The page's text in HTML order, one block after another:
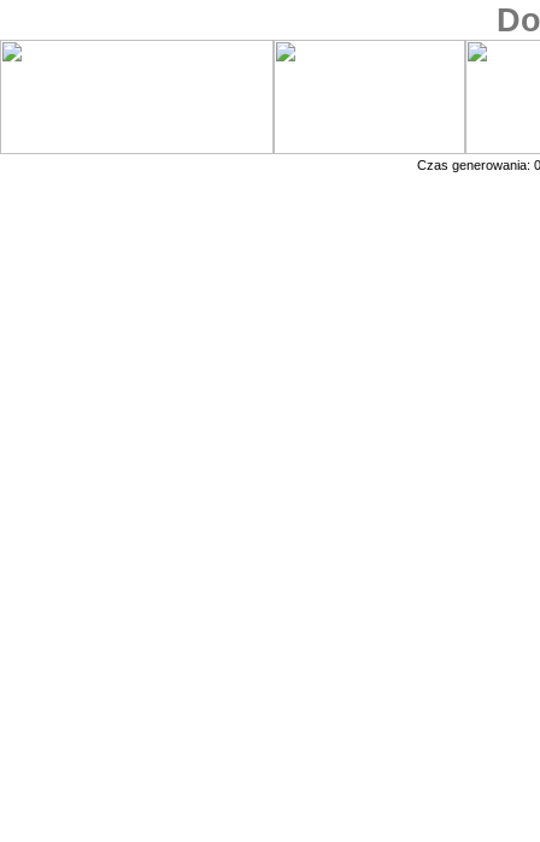
Czas generowania: